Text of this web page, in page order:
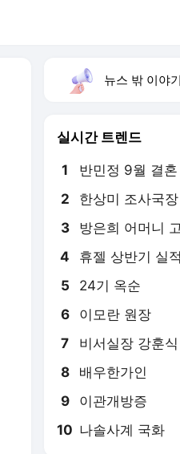
뉴스 밖 이야기,
실시간 트렌드
1 반민정 9월 결혼
2 한상미 조사국
4 휴젤 상반기 실적
5 24기 옥순
6 이모란 원장
7 비서실장 강훈식
8 배우한가인
9 이관개방증
10 나솔사계 국화